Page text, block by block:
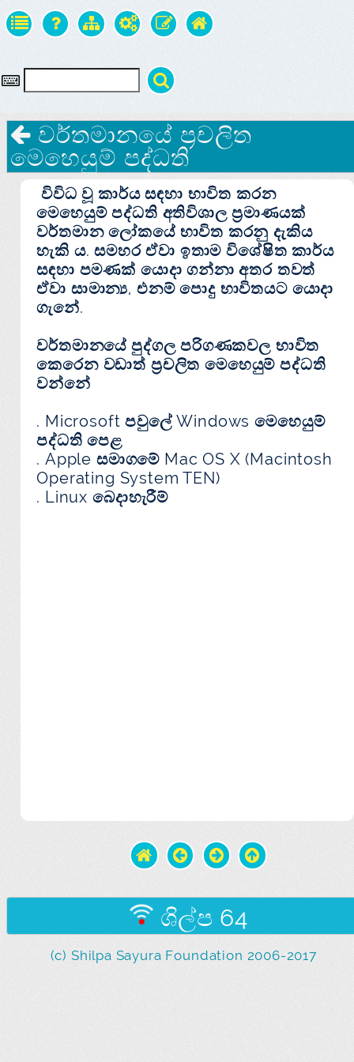
වර්තමානයේ ප්‍රචලිත
මෙහෙයුම් පද්ධති
විවිධ වූ කාර්ය සඳහා භාවිත කරන
මෙහෙයුම් පද්ධති අතිවිශාල ප්‍රමාණයක්
වර්තමාන ලෝකයේ භාවිත කරනු දැකිය
හැකි ය. සමහර ඒවා ඉතාම විශේෂිත කාර්ය
සඳහා පමණක් යොදා ගන්නා අතර තවත්
ඒවා සාමාන්‍ය, එනම් පොදු භාවිතයට යොදා
ගැනේ.
වර්තමානයේ පුද්ගල පරිගණකවල භාවිත
කෙරෙන වඩාත් ප්‍රචලිත මෙහෙයුම් පද්ධති
වන්නේ
. Microsoft පවුලේ Windows මෙහෙයුම්
පද්ධති පෙළ
. Apple සමාගමේ Mac OS X (Macintosh
Operating System TEN)
. Linux බෙදාහැරීම්
ශිල්ප 64
(c) Shilpa Sayura Foundation 2006-2017